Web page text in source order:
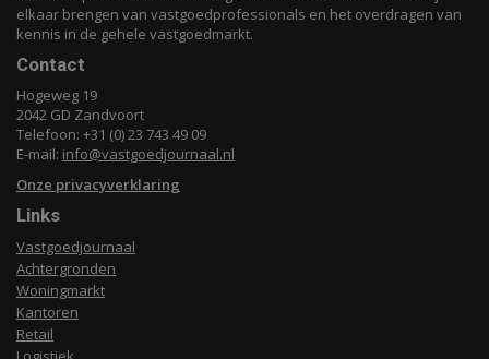
elkaar brengen van vastgoedprofessionals en het overdragen van
kennis in de gehele vastgoedmarkt.
Contact
Hogeweg 19
2042 GD Zandvoort
Telefoon: +31 (0) 23 743 49 09
E-mail: info@vastgoedjournaal.nl
Onze privacyverklaring
Links
Vastgoedjournaal
Achtergronden
Woningmarkt
Kantoren
Retail